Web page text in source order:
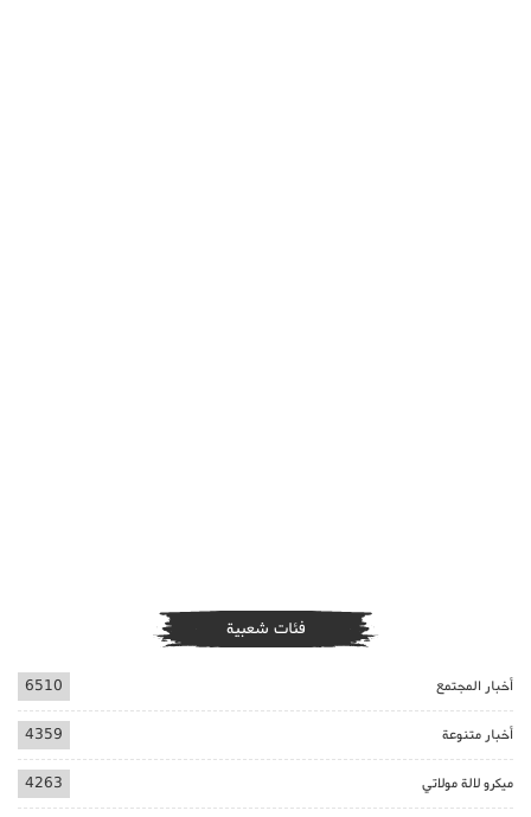
فئات شعبية
أخبار المجتمع 6510
أخبار متنوعة 4359
ميكرو لالة مولاتي 4263